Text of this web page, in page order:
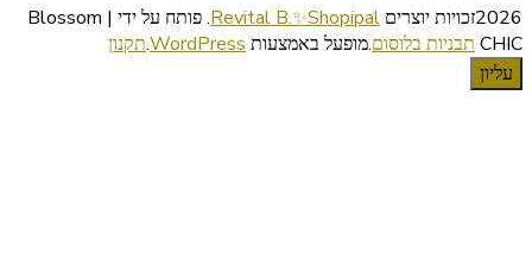
Kiko
Milano
2026זכויות יוצרים
Revital B.✨Shopipal
.
פותח על ידי | Blossom
CHIC תבניות בלוסום.מופעל באמצעות WordPress
.תקנון
עליון